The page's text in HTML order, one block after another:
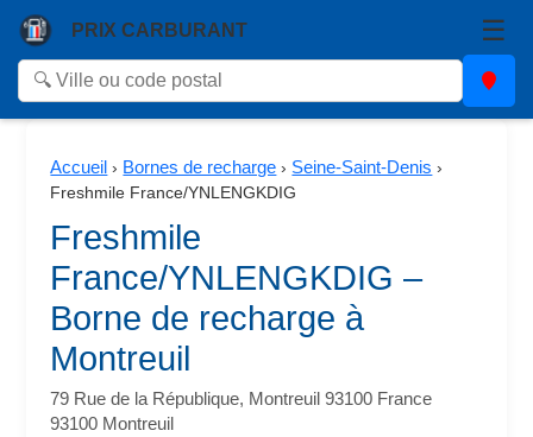
PRIX CARBURANT ☰
Accueil › Bornes de recharge › Seine-Saint-Denis ›
Freshmile France/YNLENGKDIG
Freshmile
France/YNLENGKDIG –
Borne de recharge à
Montreuil
79 Rue de la République, Montreuil 93100 France
93100 Montreuil